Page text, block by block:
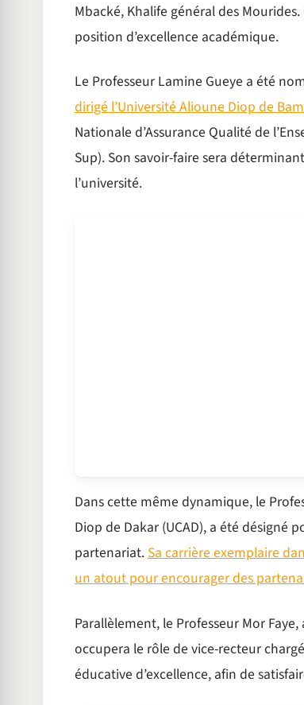
Mbacké, Khalife général des
position d’excellence académique.
Le Professeur Lamine Gueye a été
dirigé l’Université Alioune Diop de
Nationale d’Assurance Qualité de
Sup). Son savoir-faire sera
l’université.
Dans cette même dynamique, le
Diop de Dakar (UCAD), a été désigné
partenariat.Sa carrière exemplaire
un atout pour encourager des
Parallèlement, le Professeur Mor
occupera le rôle de vice-recteur
éducative d’excellence, afin de